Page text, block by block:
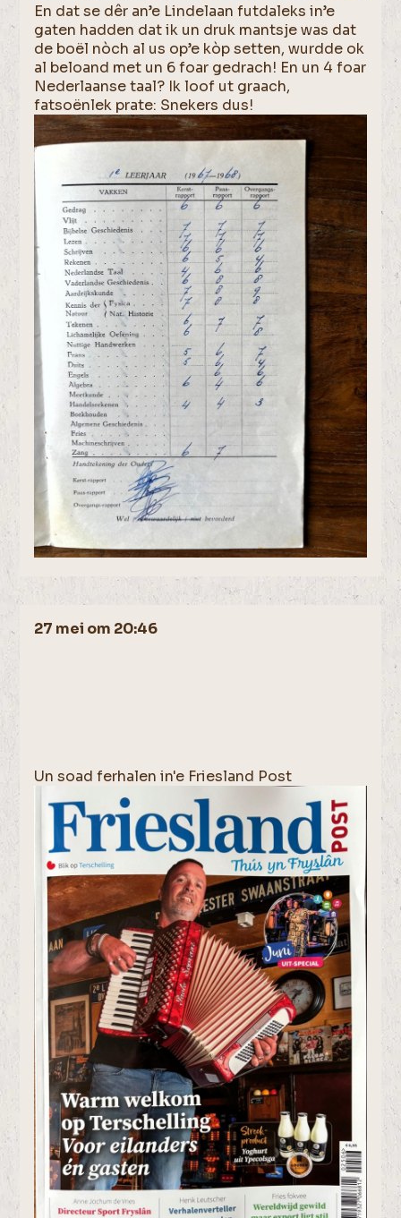
En dat se dêr an’e Lindelaan futdaleks in’e
gaten hadden dat ik un druk mantsje was dat
de boël nòch al us op’e kòp setten, wurdde ok
al beloand met un 6 foar gedrach! En un 4 foar
Nederlaanse taal? Ik loof ut graach,
fatsoënlek prate: Snekers dus!
27 mei om 20:46
Un soad ferhalen in'e Friesland Post